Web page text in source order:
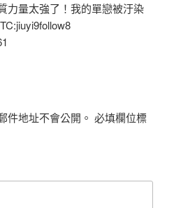
力量太強了！我的單戀被汙染
件地址不會公開。 必填欄位標